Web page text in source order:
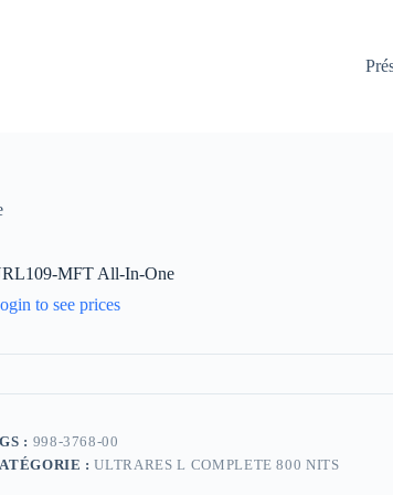
MFT All-In-One
to see prices
: 998-3768-00
:ULTRARES L COMPLETE 800 NITS